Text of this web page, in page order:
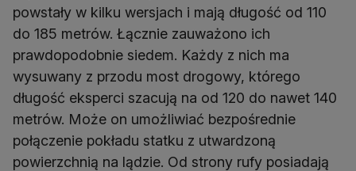
powstały w kilku wersjach i mają długość od 110
do 185 metrów. Łącznie zauważono ich
prawdopodobnie siedem. Każdy z nich ma
wysuwany z przodu most drogowy, którego
długość eksperci szacują na od 120 do nawet 140
metrów. Może on umożliwiać bezpośrednie
połączenie pokładu statku z utwardzoną
powierzchnią na lądzie. Od strony rufy posiadają